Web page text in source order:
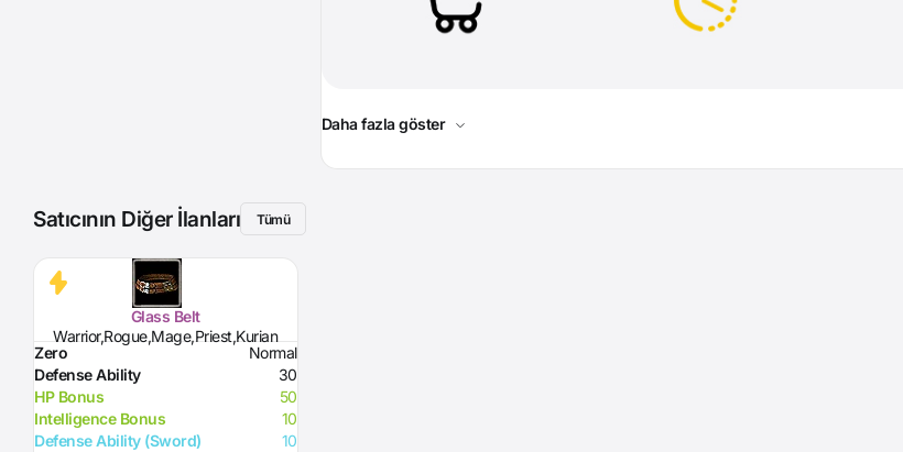
Daha fazla göster
Satıcının Diğer İlanları Tümü
Glass Belt
Warrior,Rogue,Mage,Priest,Kurian
Zero
Normal
Defense Ability
30
HP Bonus
50
Intelligence Bonus
10
Defense Ability (Sword)
10